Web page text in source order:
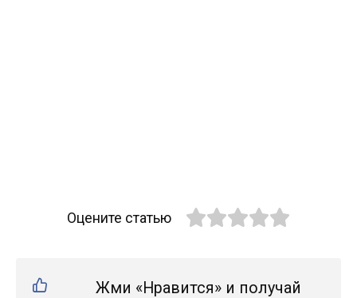
Оцените статью
Жми «Нравится» и получай